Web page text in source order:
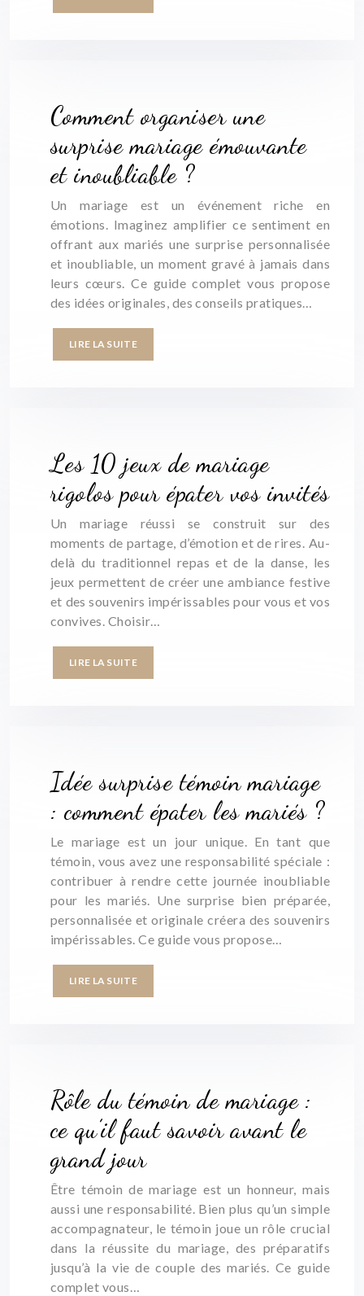
Comment organiser une
surprise mariage émouvante
et inoubliable ?
Un mariage est un événement riche en
émotions. Imaginez amplifier ce sentiment en
offrant aux mariés une surprise personnalisée
et inoubliable, un moment gravé à jamais dans
leurs cœurs. Ce guide complet vous propose
des idées originales, des conseils pratiques…
LIRE LA SUITE
Les 10 jeux de mariage
rigolos pour épater vos invités
Un mariage réussi se construit sur des
moments de partage, d’émotion et de rires. Au-
delà du traditionnel repas et de la danse, les
jeux permettent de créer une ambiance festive
et des souvenirs impérissables pour vous et vos
convives. Choisir…
LIRE LA SUITE
Idée surprise témoin mariage
: comment épater les mariés ?
Le mariage est un jour unique. En tant que
témoin, vous avez une responsabilité spéciale :
contribuer à rendre cette journée inoubliable
pour les mariés. Une surprise bien préparée,
personnalisée et originale créera des souvenirs
impérissables. Ce guide vous propose…
LIRE LA SUITE
Rôle du témoin de mariage :
ce qu’il faut savoir avant le
grand jour
Être témoin de mariage est un honneur, mais
aussi une responsabilité. Bien plus qu’un simple
accompagnateur, le témoin joue un rôle crucial
dans la réussite du mariage, des préparatifs
jusqu’à la vie de couple des mariés. Ce guide
complet vous…